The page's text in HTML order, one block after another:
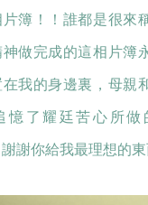
簿！！誰都是很來
神做完成的這相片簿
我的身邊裏，母親
憶了耀廷苦心所做
謝你給我最理想的東